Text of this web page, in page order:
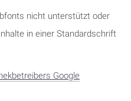
nicht unterstützt oder
in einer Standardschrift
Google